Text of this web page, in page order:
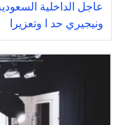
عاجل الداخلية
ونيجيري حد ا وتعزيرا